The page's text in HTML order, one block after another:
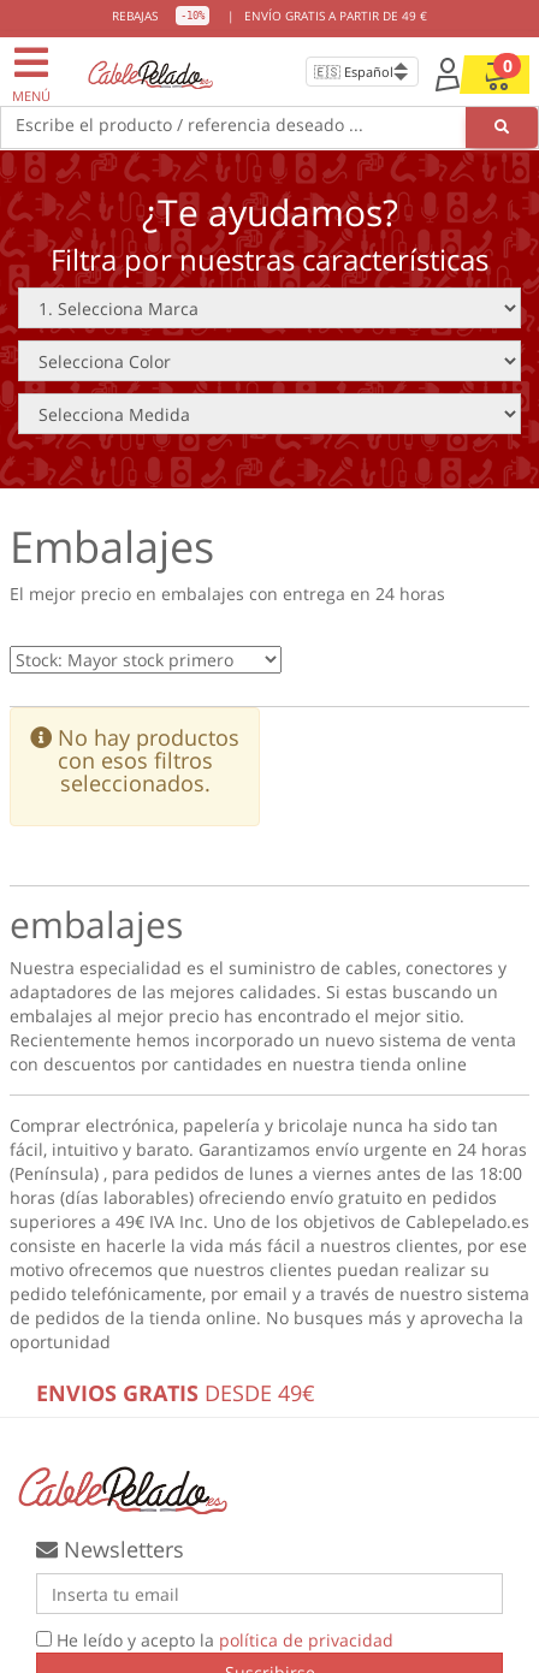
REBAJAS -10% | ENVÍO GRATIS A PARTIR DE 49 €
MENÚ
0
Escribe el producto / referencia deseado ...
¿Te ayudamos?
Filtra por nuestras características
Embalajes
El mejor precio en embalajes con entrega en 24 horas
No hay productos
con esos filtros
seleccionados.
embalajes
Nuestra especialidad es el suministro de cables, conectores y
adaptadores de las mejores calidades. Si estas buscando un
embalajes al mejor precio has encontrado el mejor sitio.
Recientemente hemos incorporado un nuevo sistema de venta
con descuentos por cantidades en nuestra tienda online
Comprar electrónica, papelería y bricolaje nunca ha sido tan
fácil, intuitivo y barato. Garantizamos envío urgente en 24 horas
(Península) , para pedidos de lunes a viernes antes de las 18:00
horas (días laborables) ofreciendo envío gratuito en pedidos
superiores a 49€ IVA Inc. Uno de los objetivos de Cablepelado.es
consiste en hacerle la vida más fácil a nuestros clientes, por ese
motivo ofrecemos que nuestros clientes puedan realizar su
pedido telefónicamente, por email y a través de nuestro sistema
de pedidos de la tienda online. No busques más y aprovecha la
oportunidad
ENVIOS GRATIS DESDE 49€
Newsletters
He leído y acepto la política de privacidad